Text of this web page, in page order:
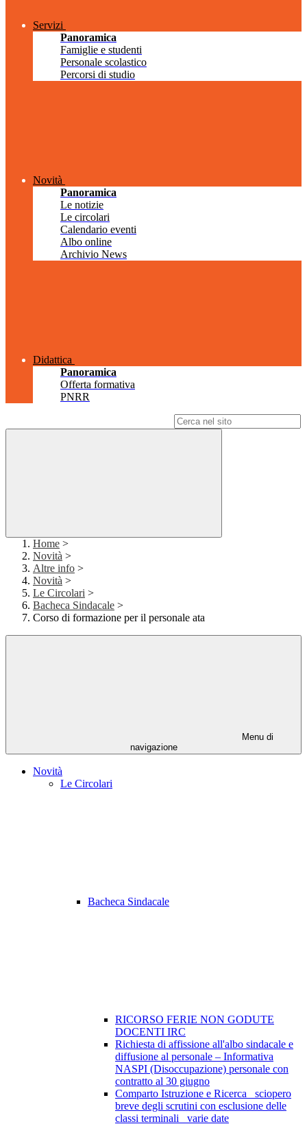
Servizi
Panoramica
Famiglie e studenti
Personale scolastico
Percorsi di studio
Novità
Panoramica
Le notizie
Le circolari
Calendario eventi
Albo online
Archivio News
Didattica
Panoramica
Offerta formativa
PNRR
Home >
Novità >
Altre info >
Novità >
Le Circolari >
Bacheca Sindacale >
Corso di formazione per il personale ata
Menu di
navigazione
Novità
Le Circolari
Bacheca Sindacale
RICORSO FERIE NON GODUTE
DOCENTI IRC
Richiesta di affissione all'albo sindacale e
diffusione al personale – Informativa
NASPI (Disoccupazione) personale con
contratto al 30 giugno
Comparto Istruzione e Ricerca_ sciopero
breve degli scrutini con esclusione delle
classi terminali_ varie date